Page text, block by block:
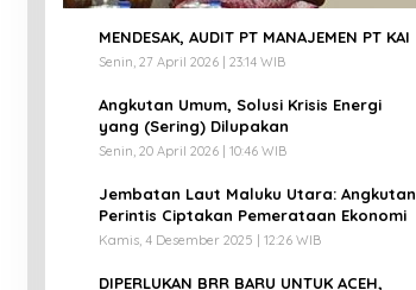
MENDESAK, AUDIT PT MANAJEMEN PT KAI
Senin, 27 April 2026 | 23:14 WIB
Angkutan Umum, Solusi Krisis Energi
yang (Sering) Dilupakan
Senin, 20 April 2026 | 10:46 WIB
Jembatan Laut Maluku Utara: Angkutan
Perintis Ciptakan Pemerataan Ekonomi
Kamis, 4 Desember 2025 | 12:26 WIB
DIPERLUKAN BRR BARU UNTUK ACEH,